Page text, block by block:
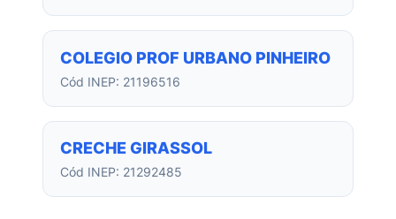
COLEGIO PROF URBANO PINHEIRO
Cód INEP: 21196516
CRECHE GIRASSOL
Cód INEP: 21292485